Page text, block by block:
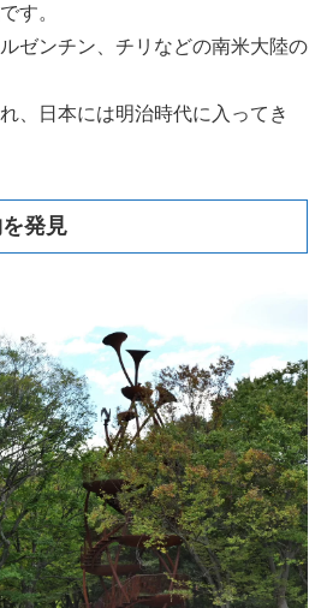
す。
ゼンチン、チリなどの南米大陸の
、日本には明治時代に入ってき
発見